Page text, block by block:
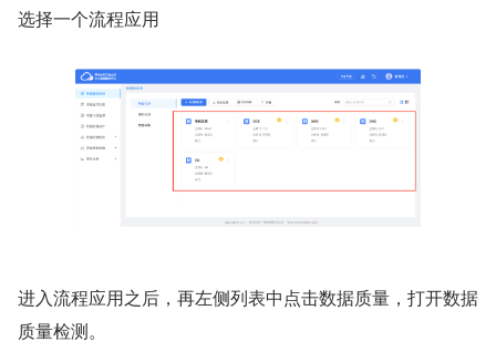
选择一个流程应用
进入流程应用之后，再左侧列表中点击数据质量，打开数据
质量检测。